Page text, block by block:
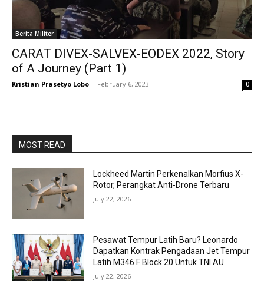
Berita Militer
CARAT DIVEX-SALVEX-EODEX 2022, Story
of A Journey (Part 1)
Kristian Prasetyo Lobo - February 6, 2023 0
MOST READ
Lockheed Martin Perkenalkan Morfius X-
Rotor, Perangkat Anti-Drone Terbaru
July 22, 2026
Pesawat Tempur Latih Baru? Leonardo
Dapatkan Kontrak Pengadaan Jet Tempur
Latih M346 F Block 20 Untuk TNI AU
July 22, 2026